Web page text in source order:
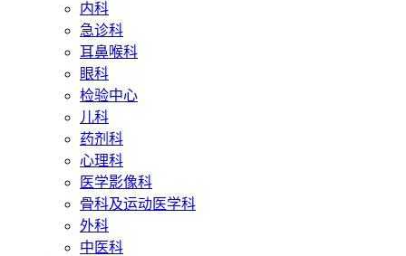
内科
急诊科
耳鼻喉科
眼科
检验中心
儿科
药剂科
心理科
医学影像科
骨科及运动医学科
外科
中医科